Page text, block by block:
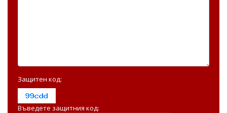
Защитен код:
Въведете защитния код: